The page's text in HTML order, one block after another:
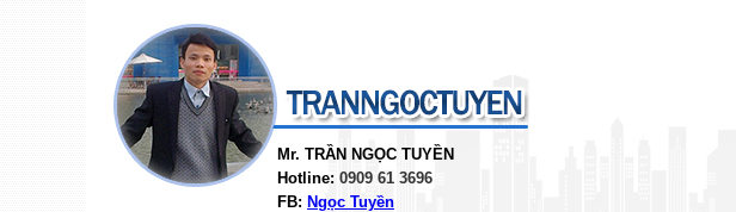
Mr. TRẦN NGỌC TUYỀN
Hotline: 0909 61 3696
FB: Ngọc Tuyền